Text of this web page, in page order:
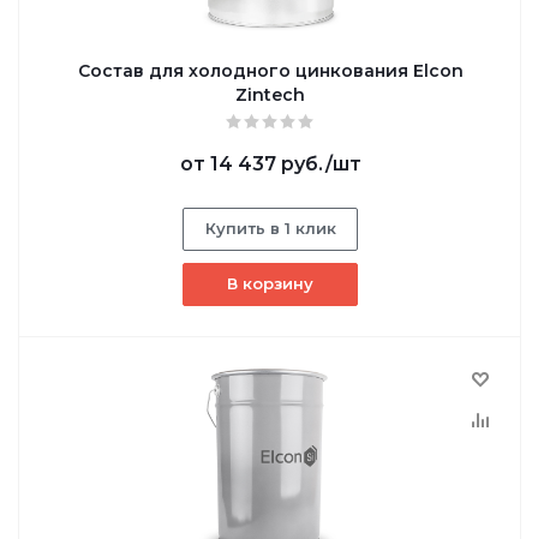
Состав для холодного цинкования Elcon
Zintech
от 14 437 руб./шт
Купить в 1 клик
В корзину